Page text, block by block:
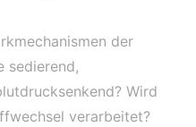
der
sedierend,
Wird
verarbeitet?